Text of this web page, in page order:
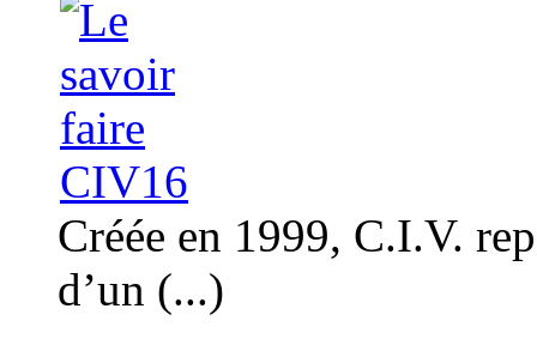
Créée en 1999, C.I.V.
d’un (...)